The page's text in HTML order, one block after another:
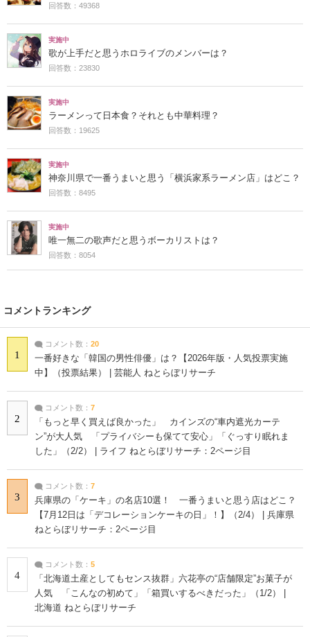
回答数：49368
実施中
歌が上手だと思うホロライブのメンバーは？
回答数：23830
実施中
ラーメンって日本食？それとも中華料理？
回答数：19625
実施中
神奈川県で一番うまいと思う「横浜家系ラーメン店」はどこ？
回答数：8495
実施中
唯一無二の歌声だと思うボーカリストは？
回答数：8054
コメントランキング
1
コメント数： 20
一番好きな「韓国の男性俳優」は？【2026年版・人気投票実施
中】（投票結果） | 芸能人 ねとらぼリサーチ
2
コメント数： 7
「もっと早く買えば良かった」 カインズの“車内遮光カーテ
ン”が大人気 「プライバシーも保てて安心」「ぐっすり眠れま
した」（2/2） | ライフ ねとらぼリサーチ：2ページ目
3
コメント数： 7
兵庫県の「ケーキ」の名店10選！ 一番うまいと思う店はどこ？
【7月12日は「デコレーションケーキの日」！】（2/4） | 兵庫県
ねとらぼリサーチ：2ページ目
4
コメント数： 5
「北海道土産としてもセンス抜群」六花亭の“店舗限定”お菓子が
人気 「こんなの初めて」「箱買いするべきだった」（1/2） |
北海道 ねとらぼリサーチ